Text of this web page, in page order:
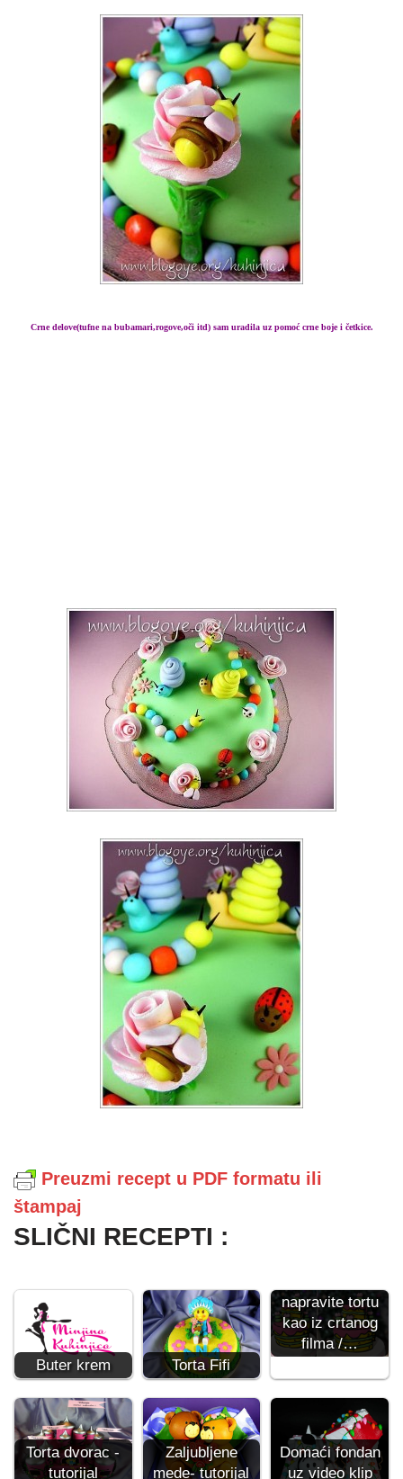
Crne delove(tufne na bubamari,rogove,oči itd) sam uradila uz pomoć crne boje i četkice.
Preuzmi recept u PDF formatu ili
štampaj
SLIČNI RECEPTI :
Buter krem Torta Fifi
napravite tortu
kao iz crtanog
filma /…
Torta dvorac -
tutorijal
Zaljubljene
mede- tutorijal
Domaći fondan
uz video klip